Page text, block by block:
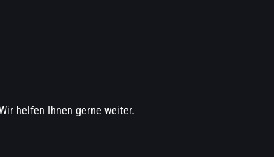
helfen Ihnen gerne weiter.